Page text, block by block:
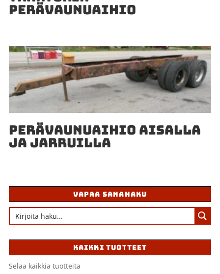
PERÄVAUNUAIHIO
PERÄVAUNUAIHIO AISALLA
JA JARRUILLA
VAPAA SANAHAKU
KAIKKI TUOTTEET
Selaa kaikkia tuotteita